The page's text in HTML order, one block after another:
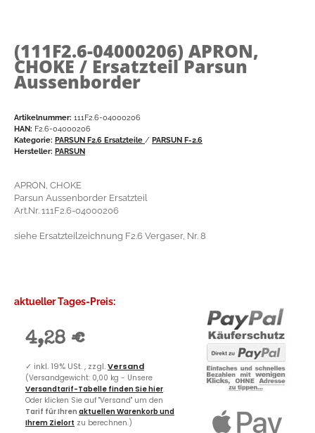
(111F2.6-04000206) APRON,
CHOKE / Ersatzteil Parsun
Aussenborder
Artikelnummer: 111F2.6-04000206
HAN: F2.6-04000206
Kategorie: PARSUN F2.6 Ersatzteile / PARSUN F-2.6
Hersteller: PARSUN
APRON, CHOKE
Parsun Aussenborder Ersatzteil
Art.Nr. 111F2.6-04000206
siehe Ersatzteilzeichnung F2.6 Vergaser, Nr. 8
aktueller Tages-Preis:
4,28 €
✓ inkl. 19% USt. , zzgl.Versand
(Versandgewicht: 0,00 kg - Unsere
Versandtarif-Tabelle finden Sie hier.
Oder klicken Sie auf "Versand" um den
Tarif für Ihren aktuellen Warenkorb und
Ihrem Zielort zu berechnen.)